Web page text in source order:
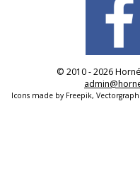
© 2010 - 2026
Icons made by Freepik,